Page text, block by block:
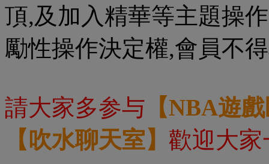
頂,及加入精華等主題操
勵性操作決定權,會員不
請大家多参与 【NBA遊
【吹水聊天室】 歡迎大